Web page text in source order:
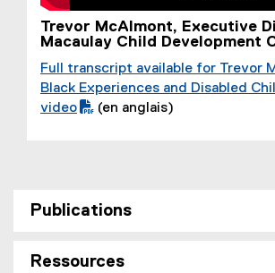
Trevor McAlmont, Executive
Macaulay Child Development
(
P
l
Full transcript available for Trevor
Black Experiences and Disabled
video
(en anglais)
Publications
Ressources